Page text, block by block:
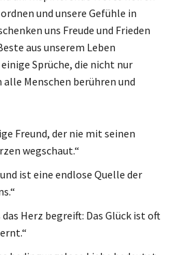
und unsere Gefühle in
uns Freude und Frieden
aus unserem Leben
Sprüche, die nicht nur
Menschen berühren und
Freund, der nie mit seinen
wegschaut.“
ist eine endlose Quelle der
das Herz begreift: Das Glück ist oft